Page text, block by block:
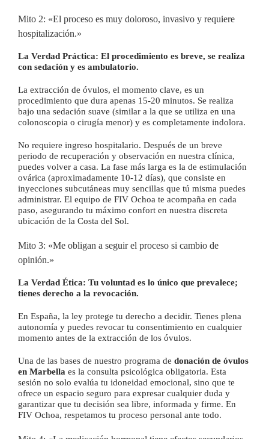
Mito 2: «El proceso es muy doloroso, invasivo y requiere
hospitalización.»
La Verdad Práctica: El procedimiento es breve, se realiza
con sedación y es ambulatorio.
La extracción de óvulos, el momento clave, es un
procedimiento que dura apenas 15-20 minutos. Se realiza
bajo una sedación suave (similar a la que se utiliza en una
colonoscopia o cirugía menor) y es completamente indolora.
No requiere ingreso hospitalario. Después de un breve
periodo de recuperación y observación en nuestra clínica,
puedes volver a casa. La fase más larga es la de estimulación
ovárica (aproximadamente 10-12 días), que consiste en
inyecciones subcutáneas muy sencillas que tú misma puedes
administrar. El equipo de FIV Ochoa te acompaña en cada
paso, asegurando tu máximo confort en nuestra discreta
ubicación de la Costa del Sol.
Mito 3: «Me obligan a seguir el proceso si cambio de
opinión.»
La Verdad Ética: Tu voluntad es lo único que prevalece;
tienes derecho a la revocación.
En España, la ley protege tu derecho a decidir. Tienes plena
autonomía y puedes revocar tu consentimiento en cualquier
momento antes de la extracción de los óvulos.
Una de las bases de nuestro programa de donación de óvulos
en Marbella es la consulta psicológica obligatoria. Esta
sesión no solo evalúa tu idoneidad emocional, sino que te
ofrece un espacio seguro para expresar cualquier duda y
garantizar que tu decisión sea libre, informada y firme. En
FIV Ochoa, respetamos tu proceso personal ante todo.